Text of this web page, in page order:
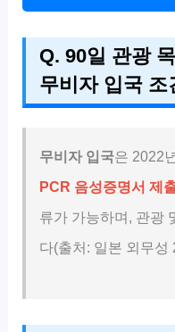
Q. 90일 관광
무비자 입국
무비자 입국은 2022
PCR 음성증명서 제
류가 가능하며, 관광
다(출처: 일본 외무성